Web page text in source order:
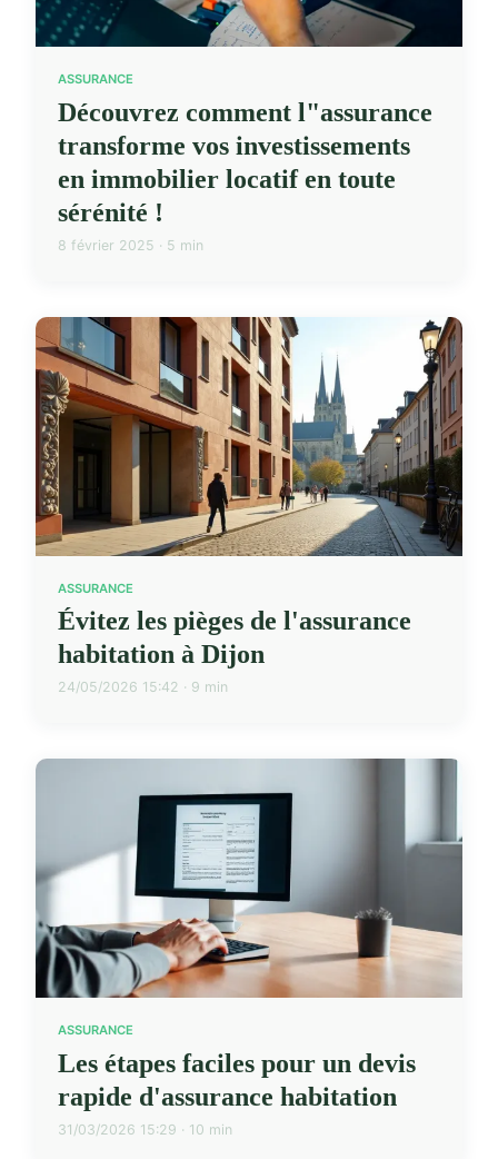
ASSURANCE
Découvrez comment l"assurance
transforme vos investissements
en immobilier locatif en toute
sérénité !
8 février 2025 · 5 min
ASSURANCE
Évitez les pièges de l'assurance
habitation à Dijon
24/05/2026 15:42 · 9 min
ASSURANCE
Les étapes faciles pour un devis
rapide d'assurance habitation
31/03/2026 15:29 · 10 min